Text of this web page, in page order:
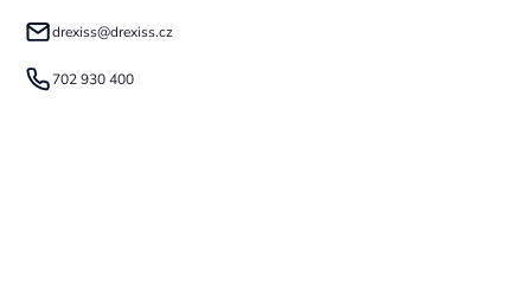
drexiss@drexiss.cz
702 930 400